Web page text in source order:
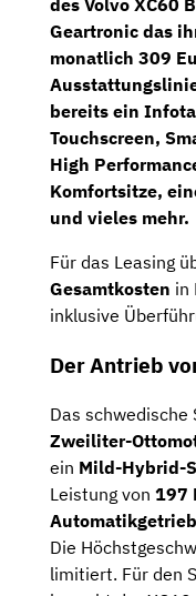
Geartronic das
monatlich 309
bereits ein
Touchscreen,
High
Komfortsitze,
und vieles mehr.
Für das Leasing
Gesamtkosten in
inklusive
Der Antrieb
Das schwedische
Zweiliter-
ein Mild-Hybrid-
Leistung von 197
Die
limitiert. Für den